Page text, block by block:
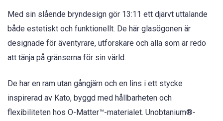
Med sin slående bryndesign gör 13:11 ett djärvt uttalande
både estetiskt och funktionellt. De här glasögonen är
designade för äventyrare, utforskare och alla som är redo
att tänja på gränserna för sin värld.
De har en ram utan gångjärn och en lins i ett stycke
inspirerad av Kato, byggd med hållbarheten och
flexibiliteten hos O-Matter™-materialet. Unobtanium®-